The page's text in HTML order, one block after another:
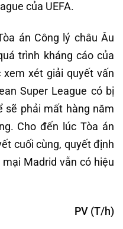
của UEFA.
án Công lý châu Âu
trình kháng cáo của
xem xét giải quyết vấn
Super League có bị
sẽ phải mất hàng năm
Cho đến lúc Tòa án
cuối cùng, quyết định
Madrid vẫn có hiệu
PV (T/h)